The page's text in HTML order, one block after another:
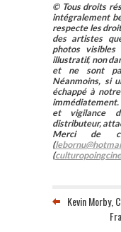
© Tous droits
intégralement
respecte les
des artistes
photos
illustratif, non
et ne sont
Néanmoins, si
échappé à
et vigilance
distributeur,
Merci de
(
(
Kevin Morby,